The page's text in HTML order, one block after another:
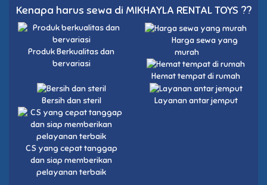
Kenapa harus sewa di MIKHAYLA RENTAL TOYS ??
Produk Berkualitas dan
bervariasi
Harga sewa yang
murah
Hemat tempat di rumah
Bersih dan steril Layanan antar jemput
CS yang cepat tanggap
dan siap memberikan
pelayanan terbaik